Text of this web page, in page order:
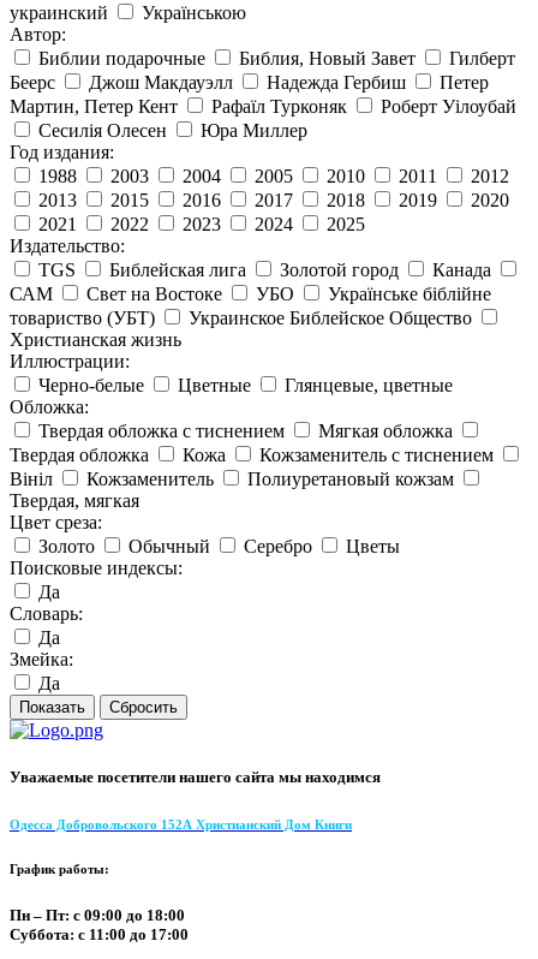
украинский
Українською
Автор:
Библии подарочные
Библия, Новый Завет
Гилберт
Беерс
Джош Макдауэлл Надежда Гербиш
Петер
Мартин, Петер Кент
Рафаїл Турконяк
Роберт Уілоубай
Сесилія Олесен
Юра Миллер
Год издания:
1988
2003 2004 2005 2010 2011
2012
2013
2015 2016 2017 2018 2019
2020
2021
2022 2023 2024
2025
Издательство:
TGS
Библейская лига Золотой город
Канада
САМ
Свет на Востоке УБО
Українське біблійне
товариство (УБТ)
Украинское Библейское Общество
Христианская жизнь
Иллюстрации:
Черно-белые
Цветные
Глянцевые, цветные
Обложка:
Твердая обложка с тиснением
Мягкая обложка
Твердая обложка
Кожа
Кожзаменитель с тиснением
Вініл
Кожзаменитель
Полиуретановый кожзам
Твердая, мягкая
Цвет среза:
Золото
Обычный Серебро
Цветы
Поисковые индексы:
Да
Словарь:
Да
Змейка:
Да
Уважаемые посетители нашего сайта мы находимся
Одесса Добровольского 152А Христианский Дом Книги
График работы:
Пн – Пт: с 09:00 до 18:00
Суббота: с 11:00 до 17:00